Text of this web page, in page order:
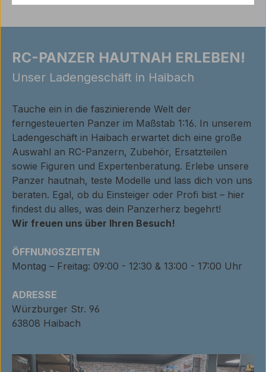
RC-PANZER HAUTNAH ERLEBEN!
Unser Ladengeschäft in Haibach
Tauche ein in die faszinierende Welt der
ferngesteuerten Panzer im Maßstab 1:16. In unserem
Ladengeschäft in Haibach erwartet dich eine große
Auswahl an RC-Panzern, Zubehör, Ersatzteilen
sowie Figuren und Expertenberatung. Erlebe unsere
Panzer hautnah, teste Modelle und lass dich von uns
beraten. Egal, ob du Einsteiger oder Profi bist – hier
findest du alles, was dein Panzerherz begehrt!
Wir freuen uns über Ihren Besuch!
ÖFFNUNGSZEITEN
Montag – Freitag: 09:00 - 12:30 & 13:00 - 17:00 Uhr
ADRESSE
Würzburger Str. 96
63808 Haibach